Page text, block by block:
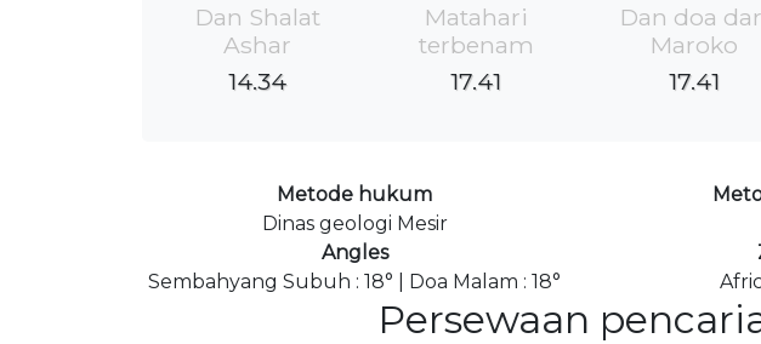
Dan Shalat
Ashar
14.34
Matahari
terbenam
17.41
Dan doa
Maroko
17.41
Metode hukum
Dinas geologi Mesir
Angles
Sembahyang Subuh : 18° | Doa Malam : 18°
Persewaan